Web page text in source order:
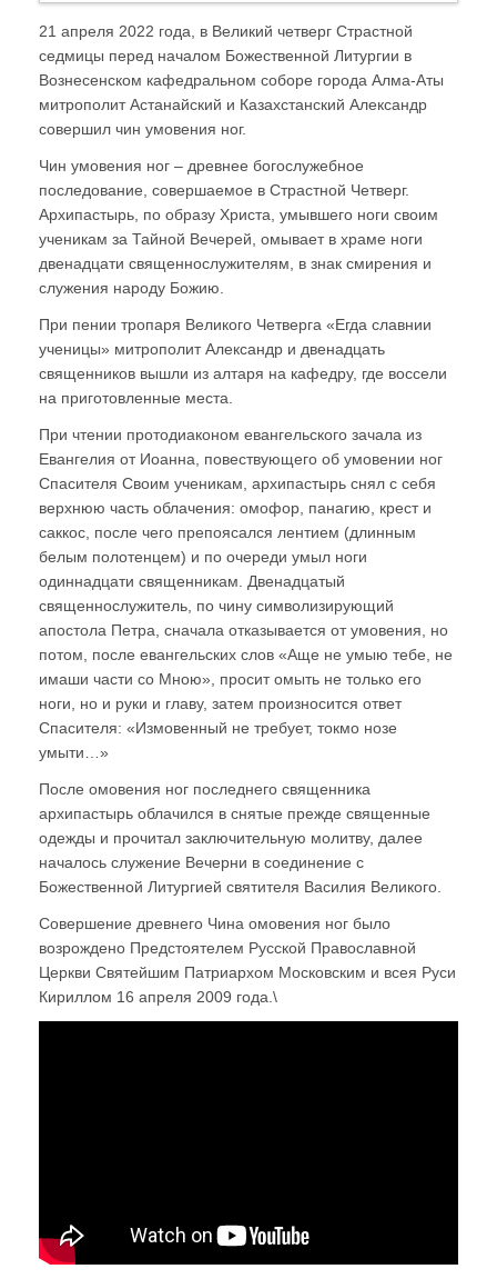
21 апреля 2022 года, в Великий четверг Страстной
седмицы перед началом Божественной Литургии в
Вознесенском кафедральном соборе города Алма-Аты
митрополит Астанайский и Казахстанский Александр
совершил чин умовения ног.
Чин умовения ног – древнее богослужебное
последование, совершаемое в Страстной Четверг.
Архипастырь, по образу Христа, умывшего ноги своим
ученикам за Тайной Вечерей, омывает в храме ноги
двенадцати священнослужителям, в знак смирения и
служения народу Божию.
При пении тропаря Великого Четверга «Егда славнии
ученицы» митрополит Александр и двенадцать
священников вышли из алтаря на кафедру, где воссели
на приготовленные места.
При чтении протодиаконом евангельского зачала из
Евангелия от Иоанна, повествующего об умовении ног
Спасителя Своим ученикам, архипастырь снял с себя
верхнюю часть облачения: омофор, панагию, крест и
саккос, после чего препоясался лентием (длинным
белым полотенцем) и по очереди умыл ноги
одиннадцати священникам. Двенадцатый
священнослужитель, по чину символизирующий
апостола Петра, сначала отказывается от умовения, но
потом, после евангельских слов «Аще не умыю тебе, не
имаши части со Мною», просит омыть не только его
ноги, но и руки и главу, затем произносится ответ
Спасителя: «Измовенный не требует, токмо нозе
умыти…»
После омовения ног последнего священника
архипастырь облачился в снятые прежде священные
одежды и прочитал заключительную молитву, далее
началось служение Вечерни в соединение с
Божественной Литургией святителя Василия Великого.
Совершение древнего Чина омовения ног было
возрождено Предстоятелем Русской Православной
Церкви Святейшим Патриархом Московским и всея Руси
Кириллом 16 апреля 2009 года.\